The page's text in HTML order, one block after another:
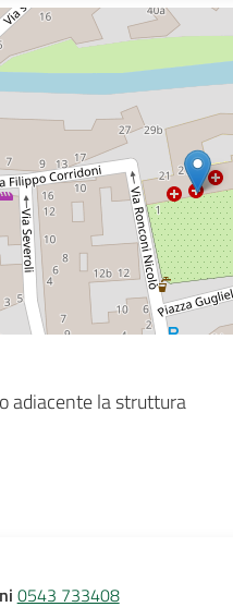
adiacente la struttura
0543 733408